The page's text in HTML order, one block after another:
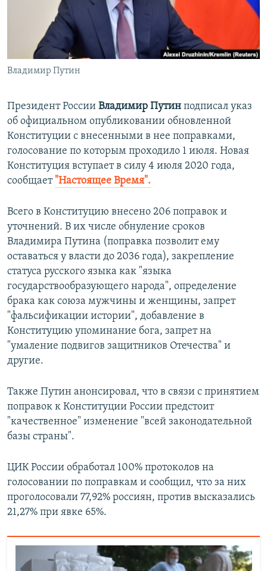
ПОБЕДИТЕЛЕЙ НЕ СУДЯТ?
КРЫМ.НЕПОКОРЕННЫЙ
ELIFBE
УКРАИНСКАЯ ПРОБЛЕМА КРЫМА
ПРИСОЕДИНЯЙТЕСЬ!
Владимир Путин
Президент России Владимир Путин подписал указ
об официальном опубликовании обновленной
Конституции с внесенными в нее поправками,
голосование по которым проходило 1 июля. Новая
Конституция вступает в силу 4 июля 2020 года,
сообщает "Настоящее Время".
Всего в Конституцию внесено 206 поправок и
уточнений. В их числе обнуление сроков
Владимира Путина (поправка позволит ему
оставаться у власти до 2036 года), закрепление
статуса русского языка как "языка
государствообразующего народа", определение
брака как союза мужчины и женщины, запрет
"фальсификации истории", добавление в
Конституцию упоминание бога, запрет на
"умаление подвигов защитников Отечества" и
другие.
Также Путин анонсировал, что в связи с принятием
поправок к Конституции России предстоит
"качественное" изменение "всей законодательной
базы страны".
ЦИК России обработал 100% протоколов на
голосовании по поправкам и сообщил, что за них
проголосовали 77,92% россиян, против высказались
21,27% при явке 65%.